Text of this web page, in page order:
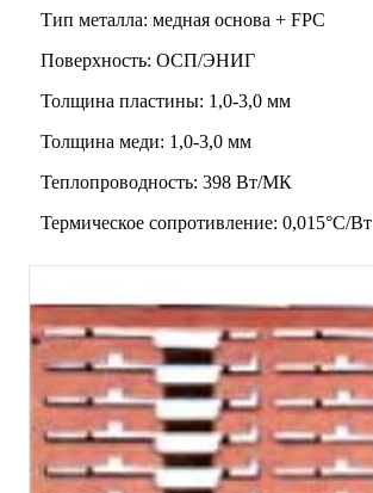
Тип металла: медная основа + FPC
Поверхность: ОСП/ЭНИГ
Толщина пластины: 1,0-3,0 мм
Толщина меди: 1,0-3,0 мм
Теплопроводность: 398 Вт/МК
Термическое сопротивление: 0,015°C/Вт